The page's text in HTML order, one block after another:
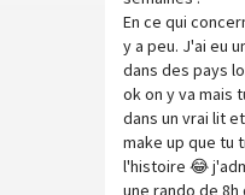
En ce qui
y a peu. J'ai eu
dans des pays
ok on y va mais
dans un vrai lit
make up que tu
l'histoire 😂
une rando de